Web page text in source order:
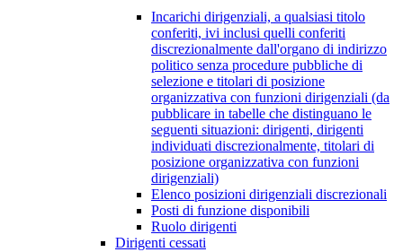
Incarichi dirigenziali, a qualsiasi titolo
conferiti, ivi inclusi quelli conferiti
discrezionalmente dall'organo di indirizzo
politico senza procedure pubbliche di
selezione e titolari di posizione
organizzativa con funzioni dirigenziali (da
pubblicare in tabelle che distinguano le
seguenti situazioni: dirigenti, dirigenti
individuati discrezionalmente, titolari di
posizione organizzativa con funzioni
dirigenziali)
Elenco posizioni dirigenziali discrezionali
Posti di funzione disponibili
Ruolo dirigenti
Dirigenti cessati